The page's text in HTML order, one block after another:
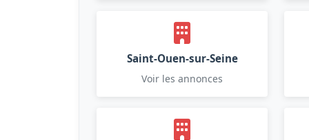
Saint-Ouen-sur-Seine
Voir les annonces